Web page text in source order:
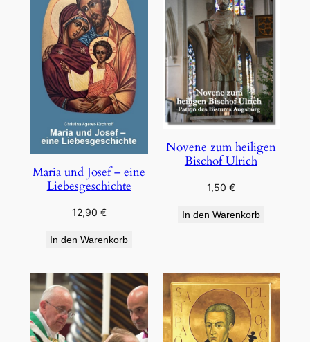
Maria und Josef – eine
Liebesgeschichte
12,90 €
In den Warenkorb
Novene zum heiligen
Bischof Ulrich
1,50 €
In den Warenkorb